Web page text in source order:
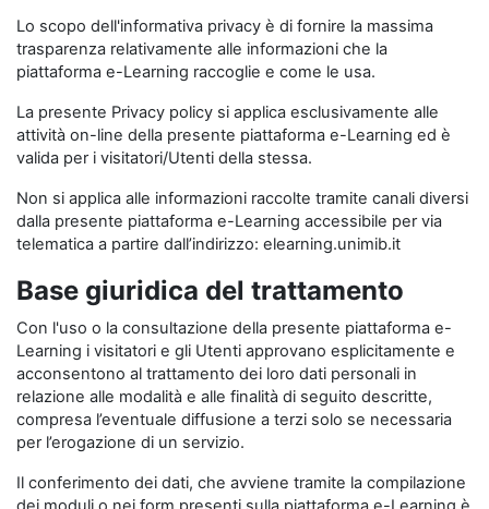
Lo scopo dell'informativa privacy è di fornire la massima
trasparenza relativamente alle informazioni che la
piattaforma e-Learning raccoglie e come le usa.
La presente Privacy policy si applica esclusivamente alle
attività on-line della presente piattaforma e-Learning ed è
valida per i visitatori/Utenti della stessa.
Non si applica alle informazioni raccolte tramite canali diversi
dalla presente piattaforma e-Learning accessibile per via
telematica a partire dall’indirizzo: elearning.unimib.it
Base giuridica del trattamento
Con l'uso o la consultazione della presente piattaforma e-
Learning i visitatori e gli Utenti approvano esplicitamente e
acconsentono al trattamento dei loro dati personali in
relazione alle modalità e alle finalità di seguito descritte,
compresa l’eventuale diffusione a terzi solo se necessaria
per l’erogazione di un servizio.
Il conferimento dei dati, che avviene tramite la compilazione